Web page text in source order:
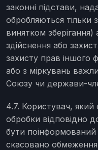
законні підстави,
обробляються тільки
винятком
здійснення або
захисту прав іншого
або з міркувань
Союзу чи держави-
4.7. Користувач,
обробки відповідно
бути
скасовано